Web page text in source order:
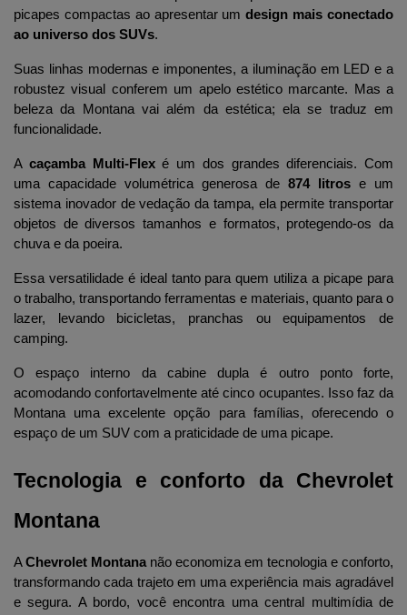
picapes compactas ao apresentar um design mais conectado
ao universo dos SUVs.
Suas linhas modernas e imponentes, a iluminação em LED e a
robustez visual conferem um apelo estético marcante. Mas a
beleza da Montana vai além da estética; ela se traduz em
funcionalidade.
A caçamba Multi-Flex é um dos grandes diferenciais. Com
uma capacidade volumétrica generosa de 874 litros e um
sistema inovador de vedação da tampa, ela permite transportar
objetos de diversos tamanhos e formatos, protegendo-os da
chuva e da poeira.
Essa versatilidade é ideal tanto para quem utiliza a picape para
o trabalho, transportando ferramentas e materiais, quanto para o
lazer, levando bicicletas, pranchas ou equipamentos de
camping.
O espaço interno da cabine dupla é outro ponto forte,
acomodando confortavelmente até cinco ocupantes. Isso faz da
Montana uma excelente opção para famílias, oferecendo o
espaço de um SUV com a praticidade de uma picape.
Tecnologia e conforto da Chevrolet
Montana
A Chevrolet Montana não economiza em tecnologia e conforto,
transformando cada trajeto em uma experiência mais agradável
e segura. A bordo, você encontra uma central multimídia de